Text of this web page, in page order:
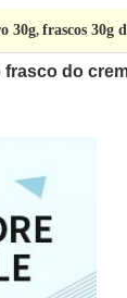
30g, frascos 30g
do